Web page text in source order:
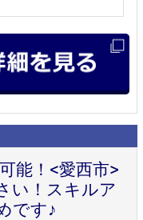
能！<愛西市>
い！スキルア
です♪